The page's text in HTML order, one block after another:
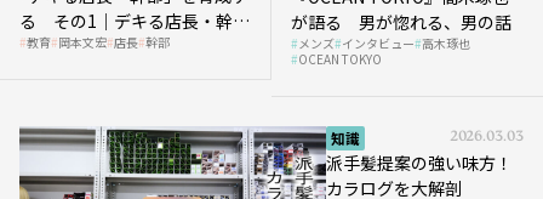
る その1｜デキる店長・幹部
の「任せ方」
教育 岡本文宏 店長 幹部
が語る 男が惚れる、男の話
メンズ インタビュー 高木琢也
OCEAN TOKYO
知識 2026.03.03
派手髪提案の強い味方！
カラログを大解剖